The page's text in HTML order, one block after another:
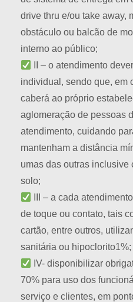
drive thru e/ou take away,
obstáculo ou balcão de
interno ao público;
II – o atendimento
individual, sendo que, em
caberá ao próprio
aglomeração de pessoas
atendimento, cuidando
mantenham a distância
umas das outras inclusive
solo;
III – a cada
de toque ou contato, tais
cartão, entre outros,
sanitária ou hipoclorito1%;
IV- disponibilizar
70% para uso dos
serviço e clientes, em